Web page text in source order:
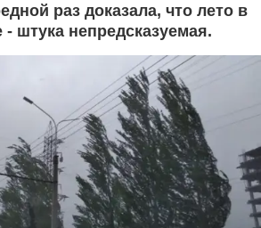
раз доказала, что лето в
штука непредсказуемая.